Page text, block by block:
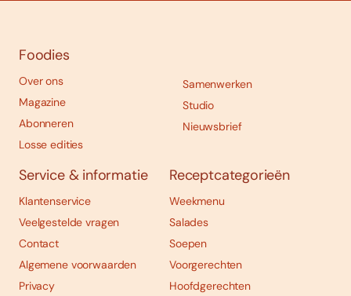
Foodies
Over ons
Magazine
Abonneren
Losse edities
Samenwerken
Studio
Nieuwsbrief
Service & informatie
Klantenservice
Veelgestelde vragen
Contact
Algemene voorwaarden
Privacy
Receptcategorieën
Weekmenu
Salades
Soepen
Voorgerechten
Hoofdgerechten